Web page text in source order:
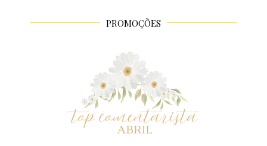
PROMOÇÕES